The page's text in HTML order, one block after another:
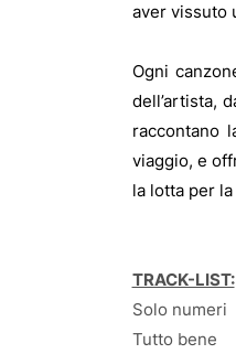
aver vissuto
Ogni
dell’artista,
raccontano
viaggio, e
la lotta per
TRACK-LIST:
Solo numeri
Tutto bene